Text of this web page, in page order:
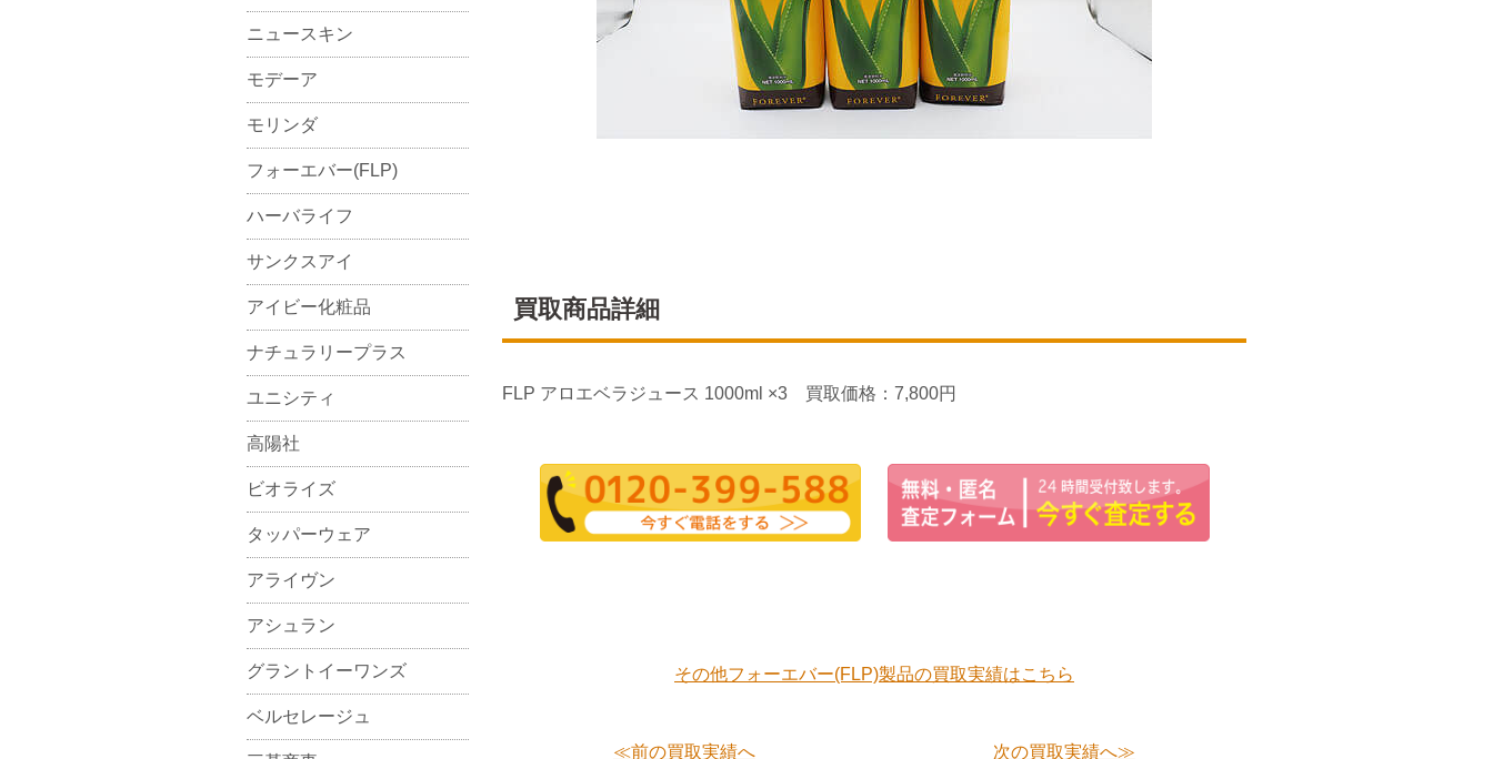
買取商品詳細
FLP アロエベラジュース 1000ml ×3 買取価格：7,800円
その他フォーエバー(FLP)製品の買取実績はこちら
≪前の買取実績へ
次の買取実績へ≫
ニュースキン
モデーア
モリンダ
フォーエバー(FLP)
ハーバライフ
サンクスアイ
アイビー化粧品
ナチュラリープラス
ユニシティ
高陽社
ビオライズ
タッパーウェア
アライヴン
アシュラン
グラントイーワンズ
ベルセレージュ